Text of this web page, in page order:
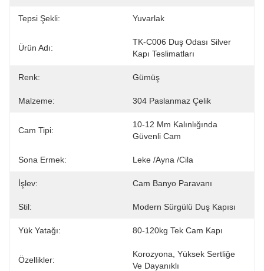
Tepsi Şekli: Yuvarlak
Ürün Adı:
TK-C006 Duş Odası Silver
Kapı Teslimatları
Renk: Gümüş
Malzeme: 304 Paslanmaz Çelik
Cam Tipi:
10-12 Mm Kalınlığında
Güvenli Cam
Sona Ermek: Leke /ayna /cila
İşlev: Cam Banyo Paravanı
Stil: Modern Sürgülü Duş Kapısı
Yük Yatağı: 80-120kg Tek Cam Kapı
Özellikler:
Korozyona, Yüksek Sertliğe
Ve Dayanıklı